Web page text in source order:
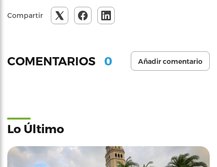
Compartir
COMENTARIOS 0 Añadir comentario
Lo Último